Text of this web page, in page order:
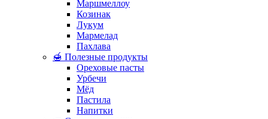
Маршмеллоу
Козинак
Лукум
Мармелад
Пахлава
🍯 Полезные продукты
Ореховые пасты
Урбечи
Мёд
Пастила
Напитки